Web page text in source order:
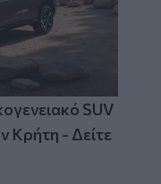
SUV
Κρήτη - Δείτε